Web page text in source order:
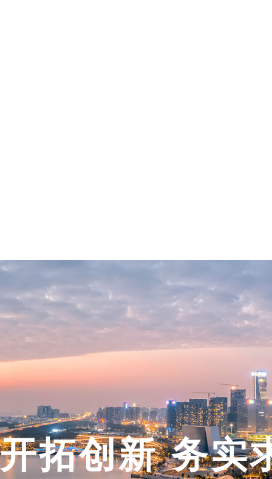
开拓创新 务实